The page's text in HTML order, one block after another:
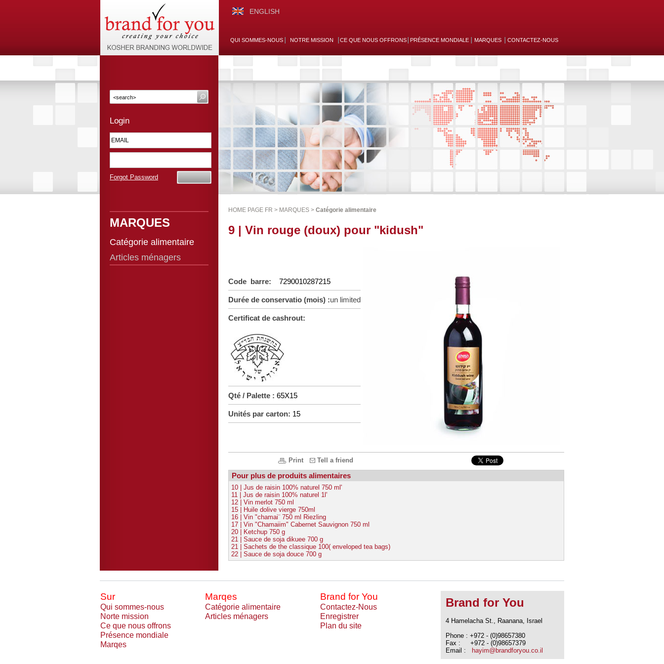
ENGLISH
QUI SOMMES-NOUS NOTRE MISSION CE QUE NOUS OFFRONS PRÉSENCE MONDIALE MARQUES CONTACTEZ-NOUS
Login
Forgot Password
MARQUES
Catégorie alimentaire
Articles ménagers
HOME PAGE FR > MARQUES > Catégorie alimentaire
9 | Vin rouge (doux) pour "kidush"
Code barre: 7290010287215
Durée de conservatio (mois) :un limited
Certificat de cashrout:
Qté / Palette : 65X15
Unités par carton: 15
Print Tell a friend
Pour plus de produits alimentaires
10 | Jus de raisin 100% naturel 750 ml'
11 | Jus de raisin 100% naturel 1l'
12 | Vin merlot 750 ml
15 | Huile dolive vierge 750ml
16 | Vin "chamai¨ 750 ml Riezling
17 | Vin "Chamaiim" Cabernet Sauvignon 750 ml
20 | Ketchup 750 g
21 | Sauce de soja dikuee 700 g
21 | Sachets de the classique 100( enveloped tea bags)
22 | Sauce de soja douce 700 g
Sur Marqes Brand for You
Qui sommes-nous Catégorie alimentaire
Contactez-Nous
Norte mission
Articles ménagers
Enregistrer
Ce que nous offrons
Plan du site
Présence mondiale
Marqes
Brand for You
4 Hamelacha St., Raanana, Israel
Phone : +972 - (0)98657380
Fax : +972 - (0)98657379
Email :
hayim@brandforyou.co.il